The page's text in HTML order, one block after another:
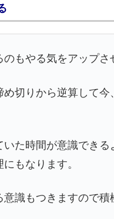
もやる気をアップさ
切りから逆算して
た時間が意識できる
もなります。
識もつきますので積